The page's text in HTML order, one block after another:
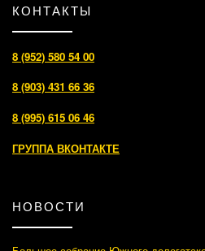
КОНТАКТЫ
8 (952) 580 54 00
8 (903) 431 66 36
8 (995) 615 06 46
ГРУППА ВКОНТАКТЕ
НОВОСТИ